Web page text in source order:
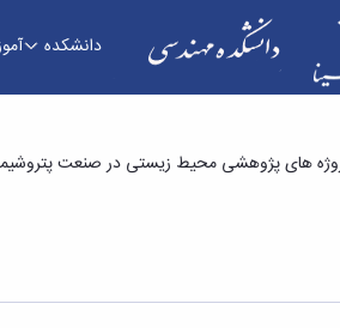
دانشکده
های پژوهشی محیط زیستی
های پژوهشی محیط زیستی در صنعت